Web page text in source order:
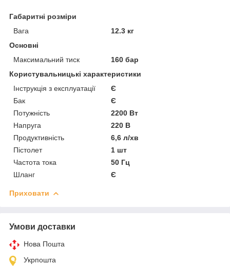
Габаритні розміри
Вага
12.3 кг
Основні
Максимальний тиск
160 бар
Користувальницькі характеристики
Інструкція з експлуатації
Є
Бак
Є
Потужність
2200 Вт
Напруга
220 В
Продуктивність
6,6 л/хв
Пістолет
1 шт
Частота тока
50 Гц
Шланг
Є
Приховати
Умови доставки
Нова Пошта
Укрпошта